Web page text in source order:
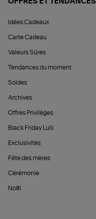
OFFRES ET TENDANCES
Idées Cadeaux
Carte Cadeau
Valeurs Sûres
Tendances du moment
Soldes
Archives
Offres Privilèges
Black Friday Lulli
Exclusivités
Fête des mères
Cérémonie
Noël